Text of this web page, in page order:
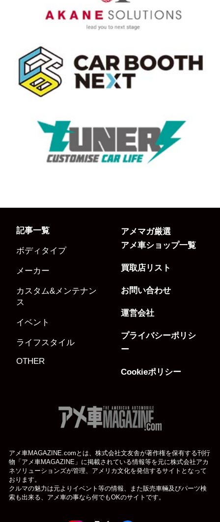
記事一覧
ボディタイプ
メーカー
カスタム&メンテナン
ス
イベント
ライフスタイル
OTHER
アメマガ厳選
アメ車ショップ一覧
買取店リスト
お問い合わせ
運営会社
プライバシーポリシ
ー
Cookieポリシー
アメ車MAGAZINE.comとは、株式会社文友舎が著作権を保有する刊行
物「アメ車MAGAZINE」に掲載されている情報等を元に株式会社アカ
ネソリューションズが管理、アメリカ文化を発信するサイトとなって
おります。
クルマの魅力は元よりイベント等の情報、また販売車輛及びパーツ検
索も出来る、アメ車の事なら何でもOKのサイトです。